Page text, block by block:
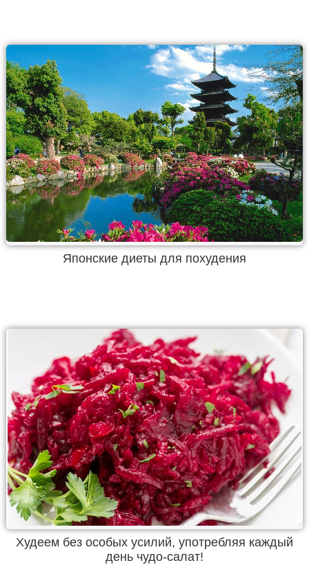
Японские диеты для похудения
Худеем без особых усилий, употребляя каждый
день чудо-салат!